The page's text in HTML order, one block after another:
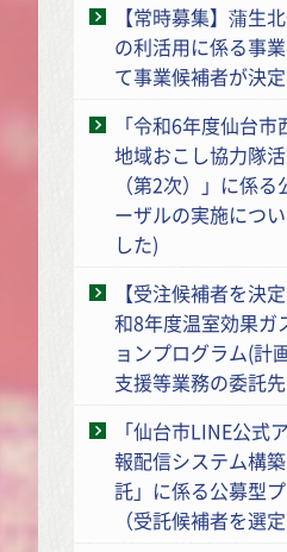
【常時募集】蒲生
の利活用に係る事
て事業候補者が決
「令和6年度仙台
地域おこし協力隊
（第2次）」に係
ーザルの実施につ
した)
【受注候補者を決
和8年度温室効果ガ
ョンプログラム(計
支援等業務の委託
「仙台市LINE公式
報配信システム構
託」に係る公募型
（受託候補者を選